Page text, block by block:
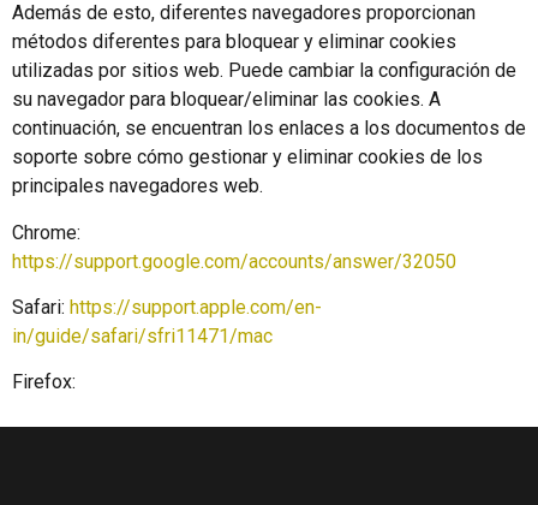
Además de esto, diferentes navegadores proporcionan
métodos diferentes para bloquear y eliminar cookies
utilizadas por sitios web. Puede cambiar la configuración de
su navegador para bloquear/eliminar las cookies. A
continuación, se encuentran los enlaces a los documentos de
soporte sobre cómo gestionar y eliminar cookies de los
principales navegadores web.
Chrome:
https://support.google.com/accounts/answer/32050
Safari: https://support.apple.com/en-
in/guide/safari/sfri11471/mac
Firefox: